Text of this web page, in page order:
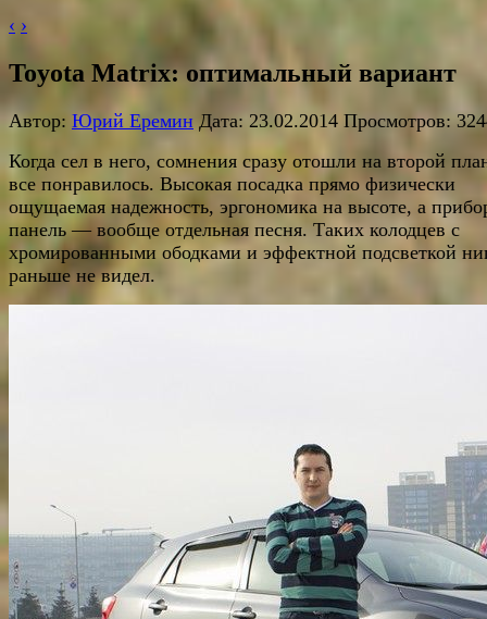
‹ ›
Toyota Matrix: оптимальный вариант
Автор: Юрий Еремин Дата: 23.02.2014 Просмотров:
Когда сел в него, сомнения сразу отошли на второй
все понравилось. Высокая посадка прямо физически
ощущаемая надежность, эргономика на высоте, а
панель — вообще отдельная песня. Таких колодцев с
хромированными ободками и эффектной подсветкой
раньше не видел.